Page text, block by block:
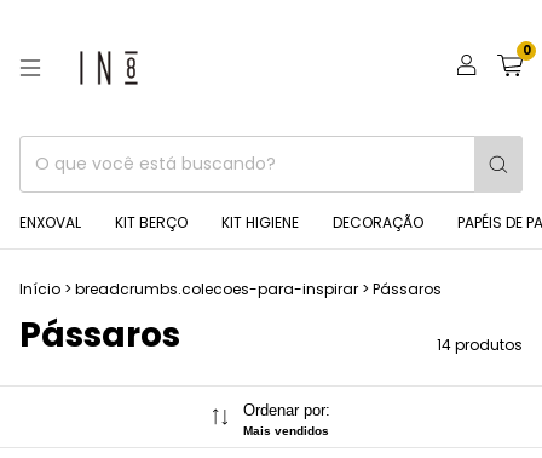
0
ENXOVAL KIT BERÇO KIT HIGIENE DECORAÇÃO PAPÉIS DE
Início > breadcrumbs.colecoes-para-inspirar > Pássaros
Pássaros 14 produtos
Ordenar por:
Mais vendidos